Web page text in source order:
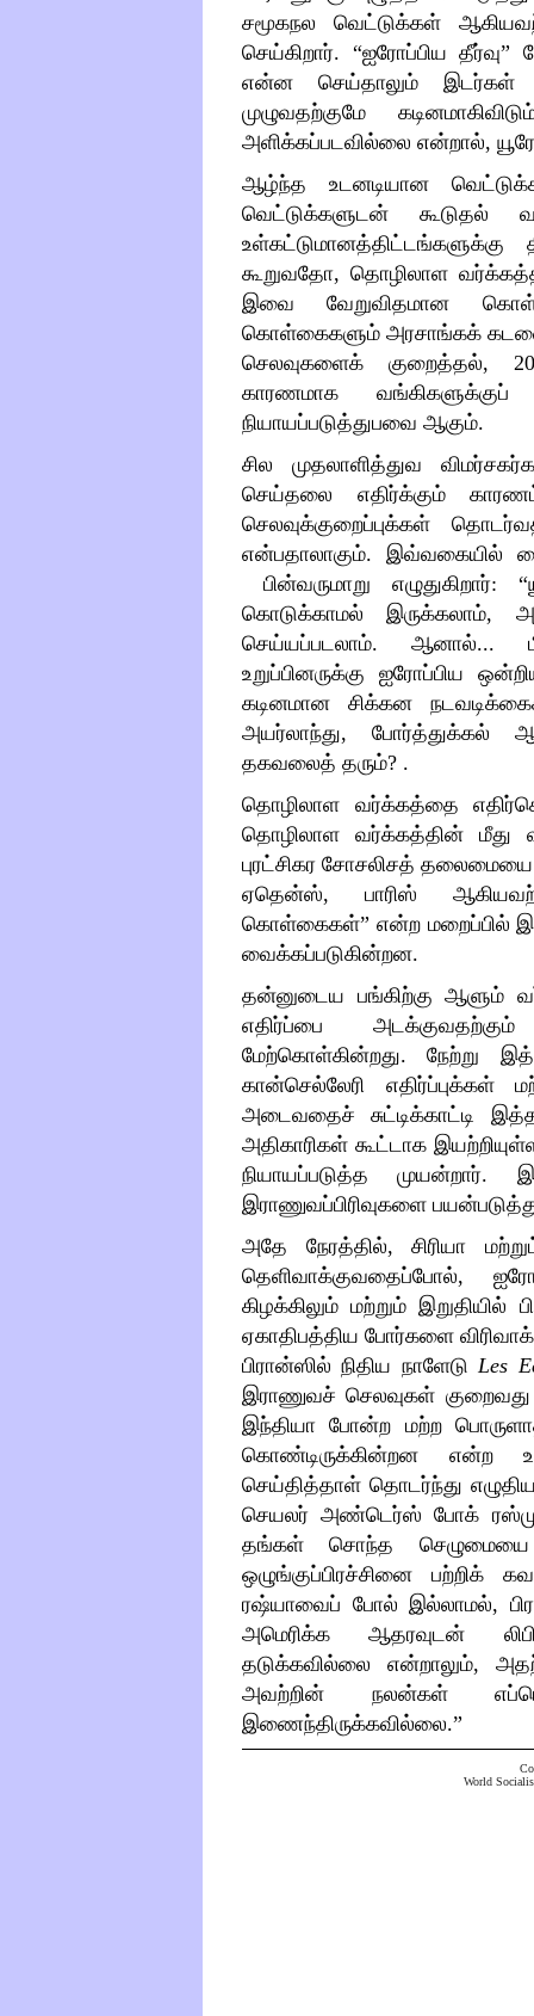
சமூகநல வெட்டுக்கள்
செய்கிறார். “ஐரோப்பிய தீர்வு”
என்ன செய்தாலும் இடர்கள்
முழுவதற்குமே
அளிக்கப்படவில்லை என்றால்,
ஆழ்ந்த உடனடியான
வெட்டுக்களுடன் கூடுதல்
கூறுவதோ, தொழிலாள
இவை வேறுவிதமான
கொள்கைகளும் அரசாங்கக்
செலவுகளைக் குறைத்தல்,
காரணமாக
நியாயப்படுத்துபவை ஆகும்.
சில முதலாளித்துவ
செய்தலை எதிர்க்கும்
செலவுக்குறைப்புக்கள்
என்பதாலாகும். இவ்வகையில்
பின்வருமாறு எழுதுகிறார்: “
கொடுக்காமல் இருக்கலாம்,
செய்யப்படலாம். ஆனால்...
உறுப்பினருக்கு ஐரோப்பிய
கடினமான சிக்கன
அயர்லாந்து, போர்த்துக்கல்
தகவலைத் தரும்? .
தொழிலாள வர்க்கத்தை
தொழிலாள வர்க்கத்தின் மீது
புரட்சிகர சோசலிசத்
ஏதென்ஸ், பாரிஸ்
கொள்கைகள்” என்ற மறைப்பில்
வைக்கப்படுகின்றன.
தன்னுடைய பங்கிற்கு ஆளும்
எதிர்ப்பை அடக்குவதற்கும்
மேற்கொள்கின்றது. நேற்று
கான்செல்லேரி எதிர்ப்புக்கள்
அடைவதைச் சுட்டிக்காட்டி
அதிகாரிகள் கூட்டாக
நியாயப்படுத்த முயன்றார்.
இராணுவப்பிரிவுகளை
அதே நேரத்தில், சிரியா
தெளிவாக்குவதைப்போல்,
கிழக்கிலும் மற்றும் இறுதியில்
ஏகாதிபத்திய போர்களை
பிரான்ஸில் நிதிய நாளேடுLes
இராணுவச் செலவுகள் குறைவது
இந்தியா போன்ற மற்ற
கொண்டிருக்கின்றன என்ற
செய்தித்தாள் தொடர்ந்து
செயலர் அண்டெர்ஸ் போக்
தங்கள் சொந்த செழுமையை
ஒழுங்குப்பிரச்சினை பற்றிக்
ரஷ்யாவைப் போல் இல்லாமல்,
அமெரிக்க ஆதரவுடன்
தடுக்கவில்லை என்றாலும்,
அவற்றின் நலன்கள்
இணைந்திருக்கவில்லை.”
World